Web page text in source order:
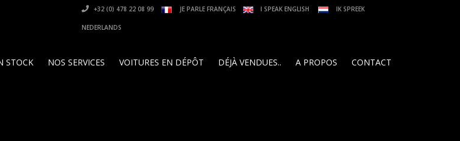
+32 (0) 478 22 08 99 JE PARLE FRANÇAIS I SPEAK ENGLISH IK SPREEK
NEDERLANDS
STOCK NOS SERVICES VOITURES EN DÉPÔT DÉJÀ VENDUES.. A PROPOS CONTACT